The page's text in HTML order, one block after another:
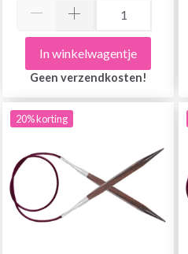
In winkelwagentje
Geen verzendkosten!
20% korting